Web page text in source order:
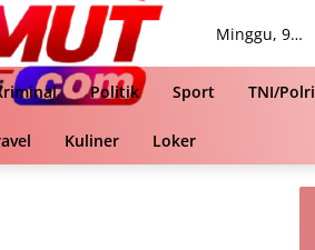
Minggu, 9
Politik Sport TNI/Polri
Kuliner Loker